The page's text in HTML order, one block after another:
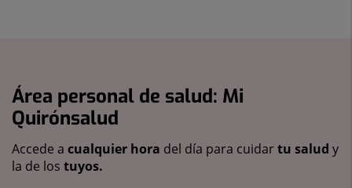
Área personal de salud: Mi
Quirónsalud
Accede a cualquier hora del día para cuidartu salud y
la de los tuyos.